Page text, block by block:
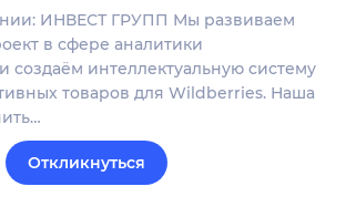
ИНВЕСТ ГРУПП Мы развиваем
в сфере аналитики
создаём интеллектуальную систему
товаров для Wildberries. Наша
Откликнуться